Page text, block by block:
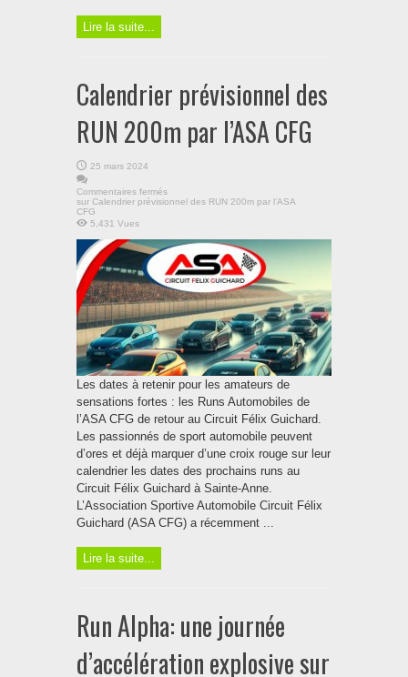
Lire la suite...
Calendrier prévisionnel des
RUN 200m par l’ASA CFG
25 mars 2024
Commentaires fermés
sur Calendrier prévisionnel des RUN 200m par l’ASA
CFG
5,431 Vues
Les dates à retenir pour les amateurs de
sensations fortes : les Runs Automobiles de
l’ASA CFG de retour au Circuit Félix Guichard.
Les passionnés de sport automobile peuvent
d’ores et déjà marquer d’une croix rouge sur leur
calendrier les dates des prochains runs au
Circuit Félix Guichard à Sainte-Anne.
L’Association Sportive Automobile Circuit Félix
Guichard (ASA CFG) a récemment ...
Lire la suite...
Run Alpha: une journée
d’accélération explosive sur